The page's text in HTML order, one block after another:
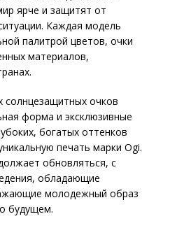
ярче и защитят от
Каждая модель
палитрой цветов, очки
материалов,
солнцезащитных очков
форма и эксклюзивные
богатых оттенков
печать марки Ogi.
обновляться, с
обладающие
молодежный образ
будущем.